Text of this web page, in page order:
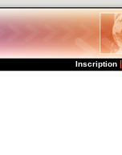
Inscription |